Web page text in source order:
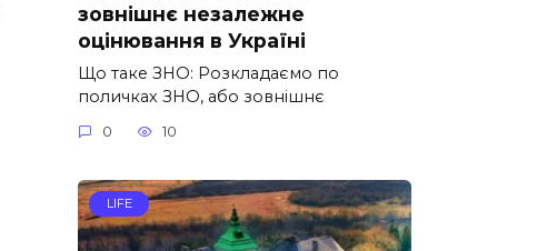
зовнішнє незалежне
оцінювання в Україні
Що таке ЗНО: Розкладаємо по
поличках ЗНО, або зовнішнє
0 10
LIFE